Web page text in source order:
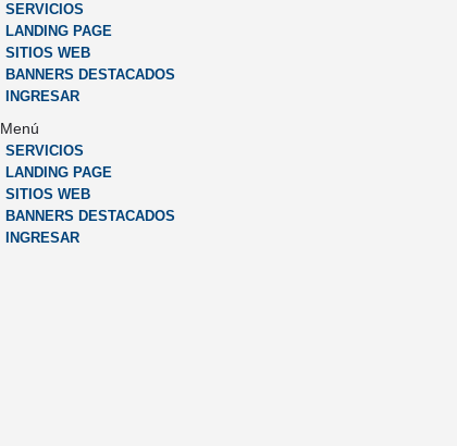
SERVICIOS
LANDING PAGE
SITIOS WEB
BANNERS DESTACADOS
INGRESAR
Menú
SERVICIOS
LANDING PAGE
SITIOS WEB
BANNERS DESTACADOS
INGRESAR